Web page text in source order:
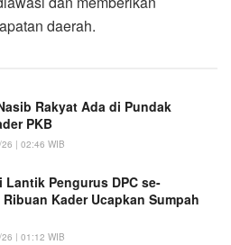
daerah.
Rakyat Ada di Pundak
PKB
| 02:46 WIB
Lantik Pengurus DPC se-
Kader Ucapkan Sumpah
| 01:12 WIB